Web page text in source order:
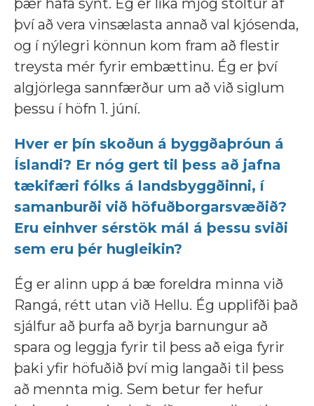
þær hafa sýnt. Ég er líka mjög stoltur af
því að vera vinsælasta annað val kjósenda,
og í nýlegri könnun kom fram að flestir
treysta mér fyrir embættinu. Ég er því
algjörlega sannfærður um að við siglum
þessu í höfn 1. júní.
Hver er þín skoðun á byggðaþróun á
Íslandi? Er nóg gert til þess að jafna
tækifæri fólks á landsbyggðinni, í
samanburði við höfuðborgarsvæðið?
Eru einhver sérstök mál á þessu sviði
sem eru þér hugleikin?
Ég er alinn upp á bæ foreldra minna við
Rangá, rétt utan við Hellu. Ég upplifði það
sjálfur að þurfa að byrja barnungur að
spara og leggja fyrir til þess að eiga fyrir
þaki yfir höfuðið því mig langaði til þess
að mennta mig. Sem betur fer hefur